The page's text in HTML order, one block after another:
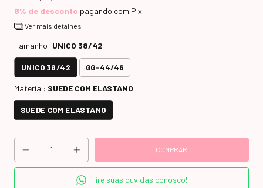
8% de desconto pagando com Pix
Ver mais detalhes
Tamanho: UNICO 38/42
UNICO 38/42 GG=44/48
Material: SUEDE COM ELASTANO
SUEDE COM ELASTANO
Tire suas duvidas conosco!